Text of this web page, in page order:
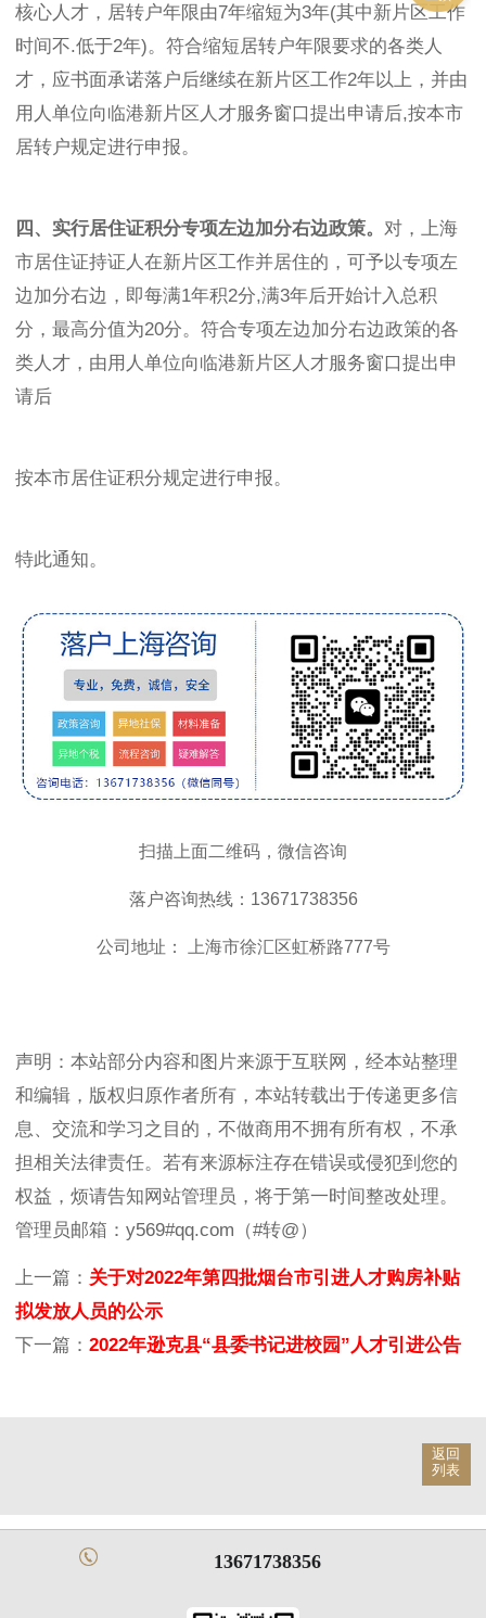
核心人才，居转户年限由7年缩短为3年(其中新片区工作
时间不.低于2年)。符合缩短居转户年限要求的各类人
才，应书面承诺落户后继续在新片区工作2年以上，并由
用人单位向临港新片区人才服务窗口提出申请后,按本市
居转户规定进行申报。
四、实行居住证积分专项左边加分右边政策。 对，上海
市居住证持证人在新片区工作并居住的，可予以专项左
边加分右边，即每满1年积2分,满3年后开始计入总积
分，最高分值为20分。符合专项左边加分右边政策的各
类人才，由用人单位向临港新片区人才服务窗口提出申
请后
按本市居住证积分规定进行申报。
特此通知。
扫描上面二维码，微信咨询
落户咨询热线：13671738356
公司地址： 上海市徐汇区虹桥路777号
声明：本站部分内容和图片来源于互联网，经本站整理
和编辑，版权归原作者所有，本站转载出于传递更多信
息、交流和学习之目的，不做商用不拥有所有权，不承
担相关法律责任。若有来源标注存在错误或侵犯到您的
权益，烦请告知网站管理员，将于第一时间整改处理。
管理员邮箱：y569#qq.com（#转@）
上一篇： 关于对2022年第四批烟台市引进人才购房补贴
拟发放人员的公示
下一篇： 2022年逊克县“县委书记进校园”人才引进公告
返回
列表
13671738356